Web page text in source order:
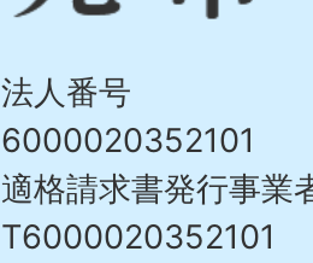
法人番号
6000020352101
適格請求書発行事業
T6000020352101